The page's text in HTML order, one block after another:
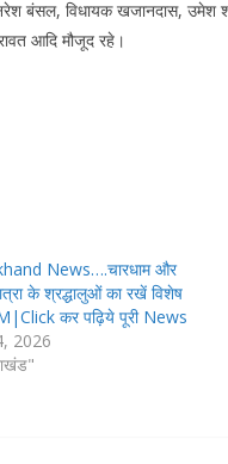
बंसल, विधायक खजानदास, उमेश
आदि मौजूद रहे।
News….चारधाम और
के श्रद्धालुओं का रखें विशेष
कर पढ़िये पूरी News
2026